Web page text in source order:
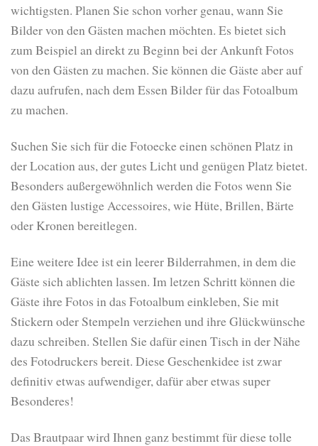
wichtigsten. Planen Sie schon vorher genau, wann Sie
Bilder von den Gästen machen möchten. Es bietet sich
zum Beispiel an direkt zu Beginn bei der Ankunft Fotos
von den Gästen zu machen. Sie können die Gäste aber auf
dazu aufrufen, nach dem Essen Bilder für das Fotoalbum
zu machen.
Suchen Sie sich für die Fotoecke einen schönen Platz in
der Location aus, der gutes Licht und genügen Platz bietet.
Besonders außergewöhnlich werden die Fotos wenn Sie
den Gästen lustige Accessoires, wie Hüte, Brillen, Bärte
oder Kronen bereitlegen.
Eine weitere Idee ist ein leerer Bilderrahmen, in dem die
Gäste sich ablichten lassen. Im letzen Schritt können die
Gäste ihre Fotos in das Fotoalbum einkleben, Sie mit
Stickern oder Stempeln verziehen und ihre Glückwünsche
dazu schreiben. Stellen Sie dafür einen Tisch in der Nähe
des Fotodruckers bereit. Diese Geschenkidee ist zwar
definitiv etwas aufwendiger, dafür aber etwas super
Besonderes!
Das Brautpaar wird Ihnen ganz bestimmt für diese tolle